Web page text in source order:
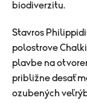
biodiverzitu.
Stavros
polostrove
plavbe na
približne
ozubených